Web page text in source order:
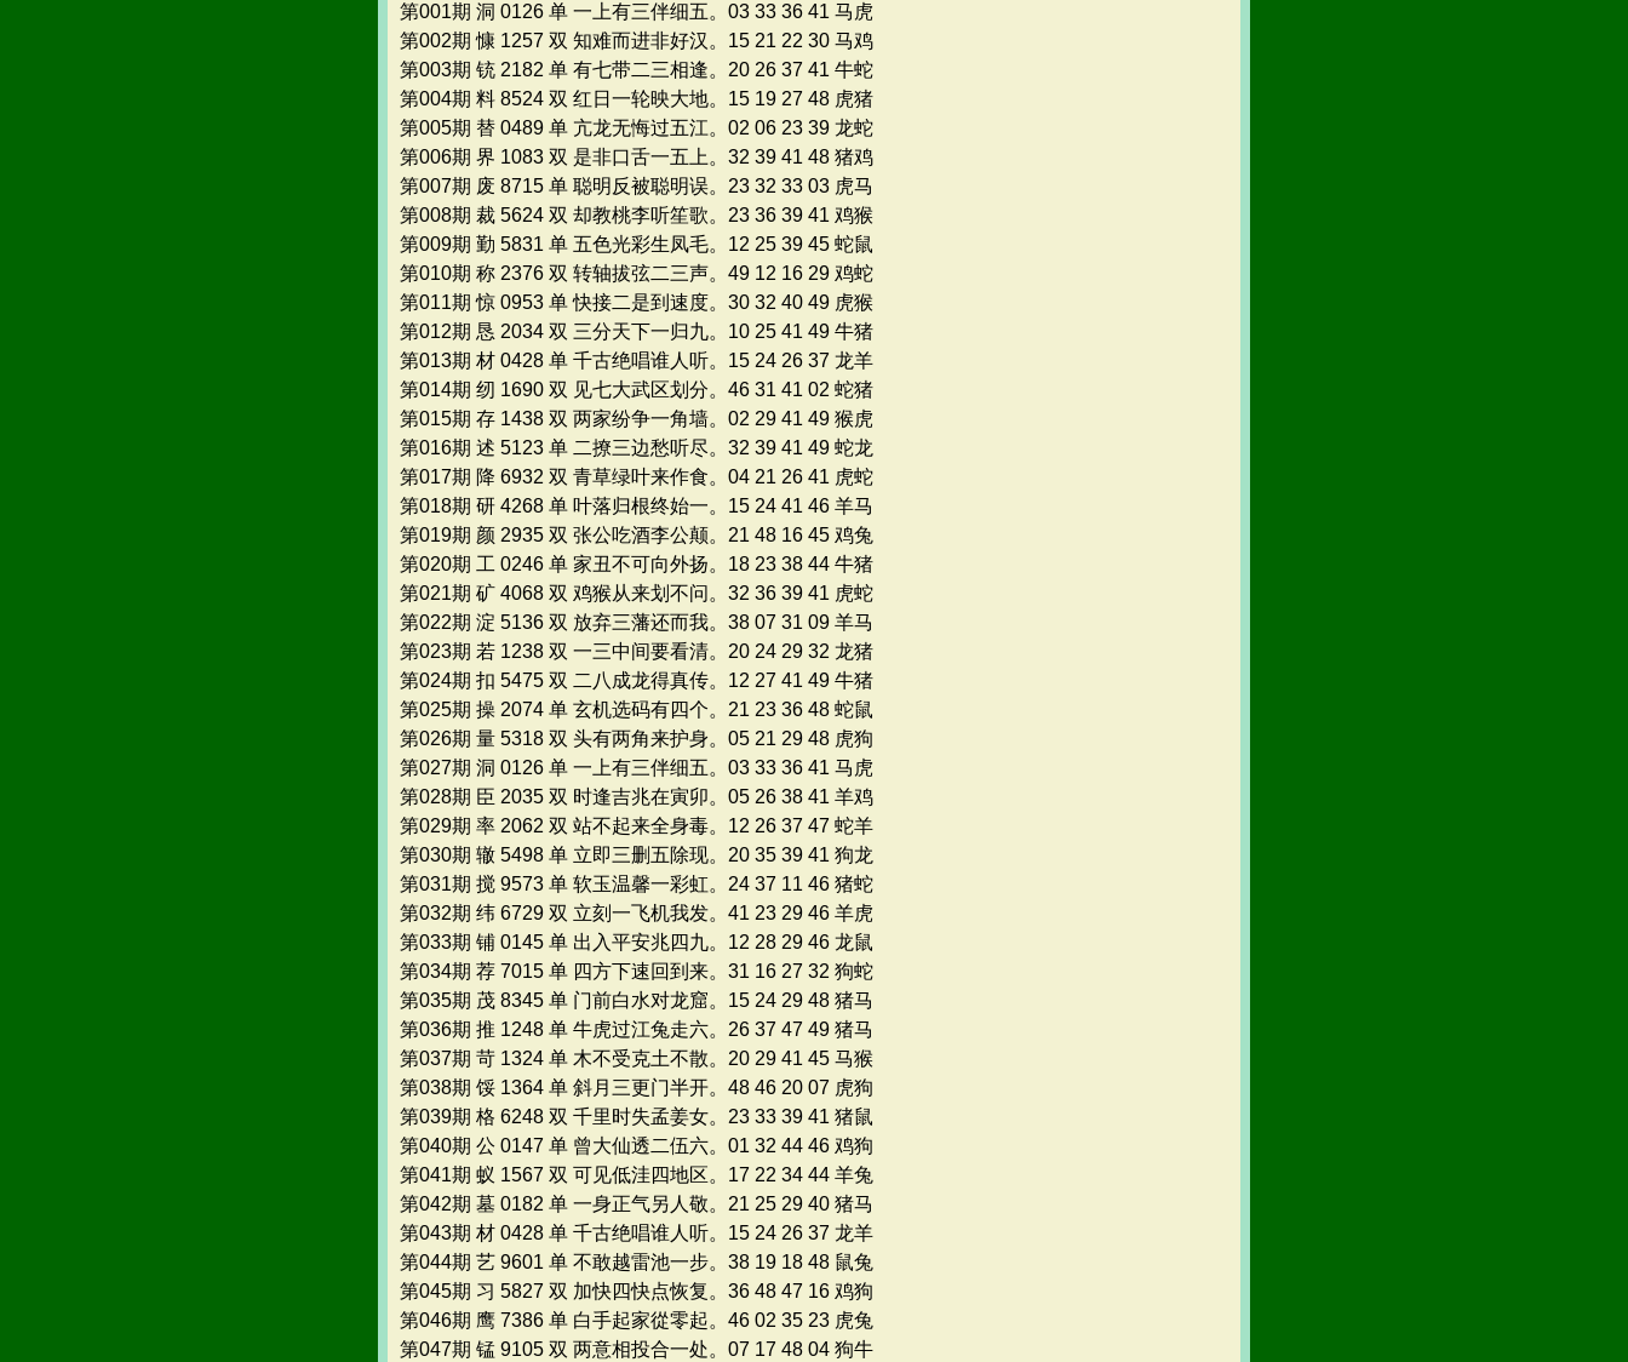
第001期 洞 0126 单 一上有三伴细五。03 33 36 41 马虎
第002期 慷 1257 双 知难而进非好汉。15 21 22 30 马鸡
第003期 铳 2182 单 有七带二三相逢。20 26 37 41 牛蛇
第004期 料 8524 双 红日一轮映大地。15 19 27 48 虎猪
第005期 替 0489 单 亢龙无悔过五江。02 06 23 39 龙蛇
第006期 界 1083 双 是非口舌一五上。32 39 41 48 猪鸡
第007期 废 8715 单 聪明反被聪明误。23 32 33 03 虎马
第008期 裁 5624 双 却教桃李听笙歌。23 36 39 41 鸡猴
第009期 勤 5831 单 五色光彩生凤毛。12 25 39 45 蛇鼠
第010期 称 2376 双 转轴拔弦二三声。49 12 16 29 鸡蛇
第011期 惊 0953 单 快接二是到速度。30 32 40 49 虎猴
第012期 恳 2034 双 三分天下一归九。10 25 41 49 牛猪
第013期 材 0428 单 千古绝唱谁人听。15 24 26 37 龙羊
第014期 纫 1690 双 见七大武区划分。46 31 41 02 蛇猪
第015期 存 1438 双 两家纷争一角墙。02 29 41 49 猴虎
第016期 述 5123 单 二撩三边愁听尽。32 39 41 49 蛇龙
第017期 降 6932 双 青草绿叶来作食。04 21 26 41 虎蛇
第018期 研 4268 单 叶落归根终始一。15 24 41 46 羊马
第019期 颜 2935 双 张公吃酒李公颠。21 48 16 45 鸡兔
第020期 工 0246 单 家丑不可向外扬。18 23 38 44 牛猪
第021期 矿 4068 双 鸡猴从来划不问。32 36 39 41 虎蛇
第022期 淀 5136 双 放弃三藩还而我。38 07 31 09 羊马
第023期 若 1238 双 一三中间要看清。20 24 29 32 龙猪
第024期 扣 5475 双 二八成龙得真传。12 27 41 49 牛猪
第025期 操 2074 单 玄机选码有四个。21 23 36 48 蛇鼠
第026期 量 5318 双 头有两角来护身。05 21 29 48 虎狗
第027期 洞 0126 单 一上有三伴细五。03 33 36 41 马虎
第028期 臣 2035 双 时逢吉兆在寅卯。05 26 38 41 羊鸡
第029期 率 2062 双 站不起来全身毒。12 26 37 47 蛇羊
第030期 辙 5498 单 立即三删五除现。20 35 39 41 狗龙
第031期 搅 9573 单 软玉温馨一彩虹。24 37 11 46 猪蛇
第032期 纬 6729 双 立刻一飞机我发。41 23 29 46 羊虎
第033期 铺 0145 单 出入平安兆四九。12 28 29 46 龙鼠
第034期 荐 7015 单 四方下速回到来。31 16 27 32 狗蛇
第035期 茂 8345 单 门前白水对龙窟。15 24 29 48 猪马
第036期 推 1248 单 牛虎过江兔走六。26 37 47 49 猪马
第037期 苛 1324 单 木不受克土不散。20 29 41 45 马猴
第038期 馁 1364 单 斜月三更门半开。48 46 20 07 虎狗
第039期 格 6248 双 千里时失孟姜女。23 33 39 41 猪鼠
第040期 公 0147 单 曾大仙透二伍六。01 32 44 46 鸡狗
第041期 蚁 1567 双 可见低洼四地区。17 22 34 44 羊兔
第042期 墓 0182 单 一身正气另人敬。21 25 29 40 猪马
第043期 材 0428 单 千古绝唱谁人听。15 24 26 37 龙羊
第044期 艺 9601 单 不敢越雷池一步。38 19 18 48 鼠兔
第045期 习 5827 双 加快四快点恢复。36 48 47 16 鸡狗
第046期 鹰 7386 单 白手起家從零起。46 02 35 23 虎兔
第047期 锰 9105 双 两意相投合一处。07 17 48 04 狗牛